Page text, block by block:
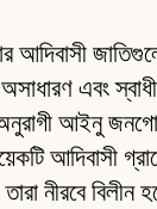
আদিবাসী
এবং
আইনু
আদিবাসী
নীরবে বিলীন